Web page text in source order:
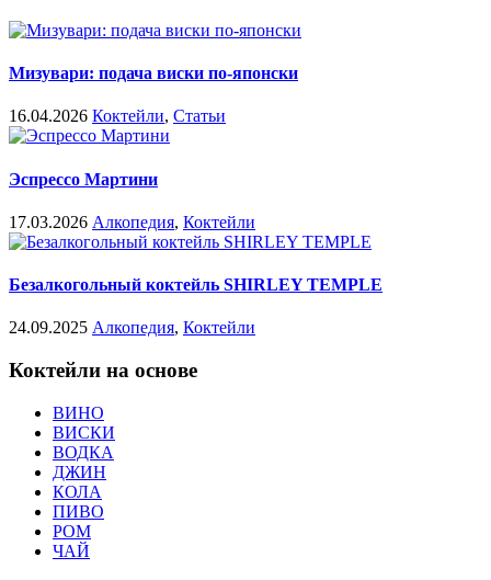
Мизувари: подача виски по-японски
16.04.2026 Коктейли, Статьи
Эспрессо Мартини
17.03.2026 Алкопедия, Коктейли
Безалкогольный коктейль SHIRLEY TEMPLE
24.09.2025 Алкопедия, Коктейли
Коктейли на основе
ВИНО
ВИСКИ
ВОДКА
ДЖИН
КОЛА
ПИВО
РОМ
ЧАЙ